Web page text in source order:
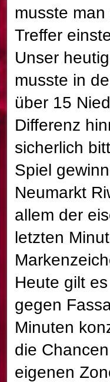
musste
Treffer
Unser
musste in
über 15
Differenz
sicherlich
Spiel
Neumarkt
allem der
letzten
Heute gilt
gegen
Minuten
die
eigenen